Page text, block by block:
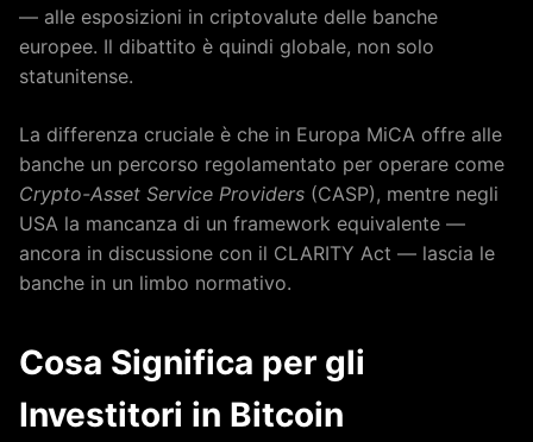
— alle esposizioni in criptovalute delle banche
europee. Il dibattito è quindi globale, non solo
statunitense.
La differenza cruciale è che in Europa MiCA offre alle
banche un percorso regolamentato per operare come
Crypto-Asset Service Providers (CASP), mentre negli
USA la mancanza di un framework equivalente —
ancora in discussione con il CLARITY Act — lascia le
banche in un limbo normativo.
Cosa Significa per gli
Investitori in Bitcoin